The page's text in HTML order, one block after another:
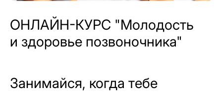
ОНЛАЙН-КУРС "Молодость
и здоровье позвоночника"
Занимайся, когда тебе